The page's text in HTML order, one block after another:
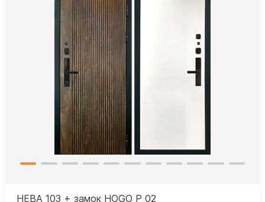
НЕВА 103 + замок HOGO P 02